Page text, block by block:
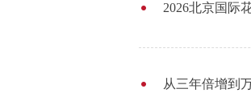
2026北京国际
从三年倍增到